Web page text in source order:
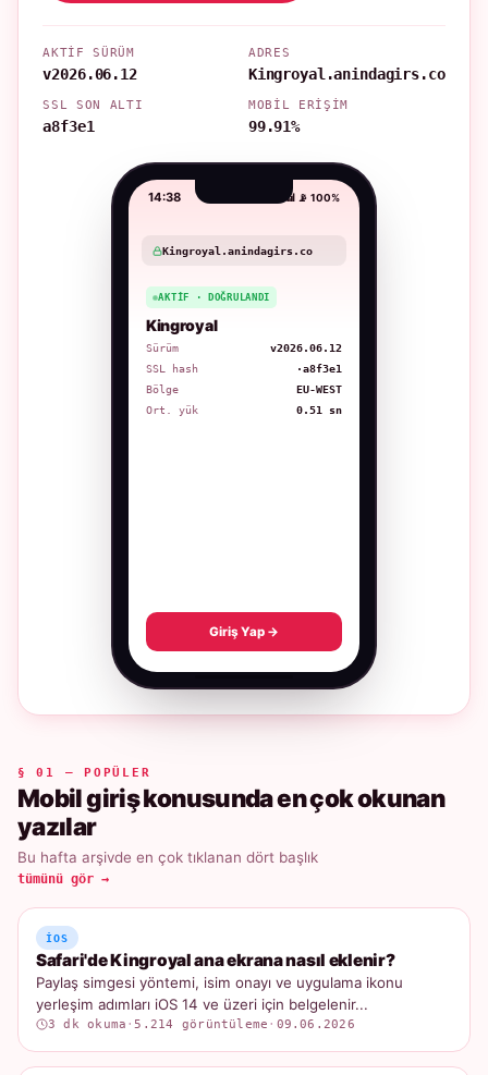
AKTIF SÜRÜM
v2026.06.12
ADRES
Kingroyal.anindagirs.co
SSL SON ALTI
a8f3e1
MOBIL ERIŞIM
99.91%
14:38 📶 📡 100%
Kingroyal.anindagirs.co
AKTIF · DOĞRULANDI
Kingroyal
Sürüm
v2026.06.12
SSL hash
·a8f3e1
Bölge
EU-WEST
Ort. yük
0.51 sn
Giriş Yap →
§ 01 — POPÜLER
Mobil giriş konusunda en çok okunan
yazılar
Bu hafta arşivde en çok tıklanan dört başlık
tümünü gör →
IOS
Safari'de Kingroyal ana ekrana nasıl eklenir?
Paylaş simgesi yöntemi, isim onayı ve uygulama ikonu
yerleşim adımları iOS 14 ve üzeri için belgelenir...
3 dk okuma ·5.214 görüntüleme · 09.06.2026